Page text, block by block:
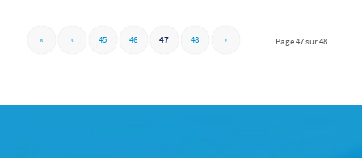
Page 47 sur 48
« ‹ 45 46 47 48 ›